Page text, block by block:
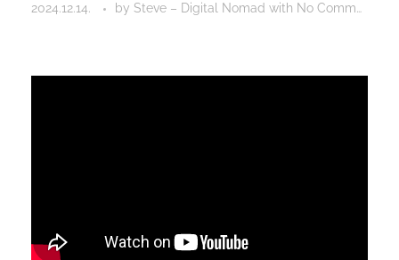
2024.12.14. by Steve – Digital Nomad with No Comment